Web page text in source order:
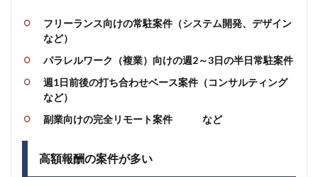
フリーランス向けの常駐案件（システム開発、デザイン
など）
パラレルワーク（複業）向けの週2～3日の半日常駐案件
週1日前後の打ち合わせベース案件（コンサルティング
など）
副業向けの完全リモート案件 など
高額報酬の案件が多い